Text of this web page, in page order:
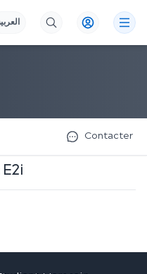
Contacter
E2i